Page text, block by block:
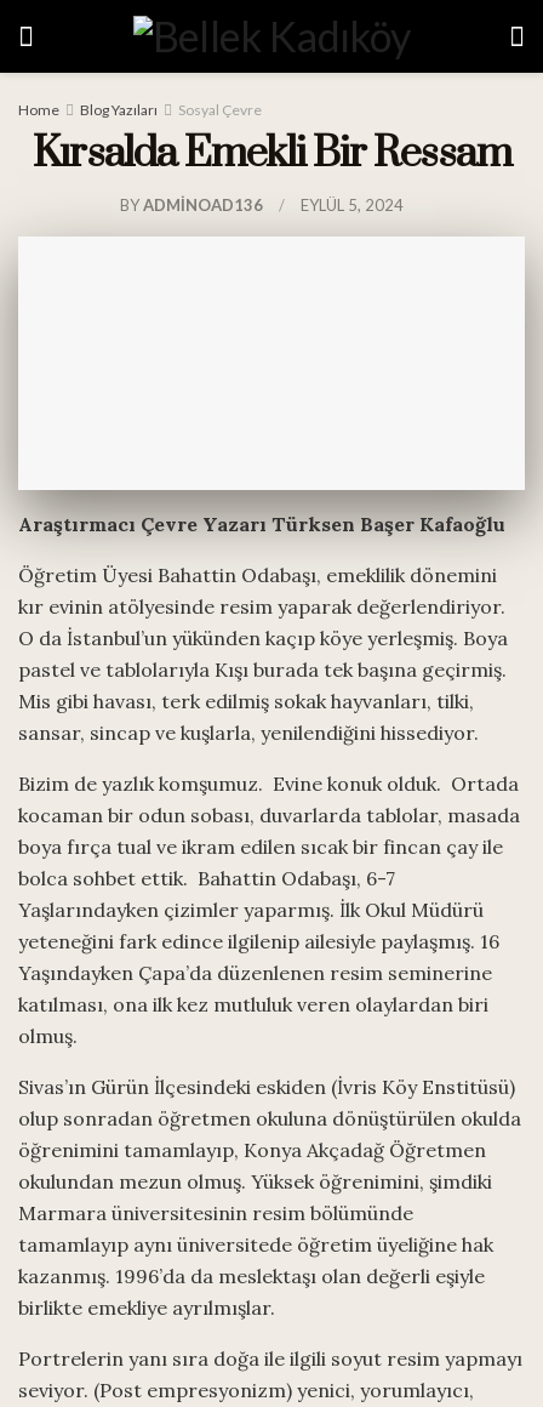
Home Blog Yazıları Sosyal Çevre
Kırsalda Emekli Bir Ressam
BYADMINOAD136 EYLÜL 5, 2024
Araştırmacı Çevre Yazarı Türksen Başer Kafaoğlu
Öğretim Üyesi Bahattin Odabaşı, emeklilik dönemini
kır evinin atölyesinde resim yaparak değerlendiriyor.
O da İstanbul’un yükünden kaçıp köye yerleşmiş. Boya
pastel ve tablolarıyla Kışı burada tek başına geçirmiş.
Mis gibi havası, terk edilmiş sokak hayvanları, tilki,
sansar, sincap ve kuşlarla, yenilendiğini hissediyor.
Bizim de yazlık komşumuz. Evine konuk olduk. Ortada
kocaman bir odun sobası, duvarlarda tablolar, masada
boya fırça tual ve ikram edilen sıcak bir fincan çay ile
bolca sohbet ettik. Bahattin Odabaşı, 6-7
Yaşlarındayken çizimler yaparmış. İlk Okul Müdürü
yeteneğini fark edince ilgilenip ailesiyle paylaşmış. 16
Yaşındayken Çapa’da düzenlenen resim seminerine
katılması, ona ilk kez mutluluk veren olaylardan biri
olmuş.
Sivas’ın Gürün İlçesindeki eskiden (İvris Köy Enstitüsü)
olup sonradan öğretmen okuluna dönüştürülen okulda
öğrenimini tamamlayıp, Konya Akçadağ Öğretmen
okulundan mezun olmuş. Yüksek öğrenimini, şimdiki
Marmara üniversitesinin resim bölümünde
tamamlayıp aynı üniversitede öğretim üyeliğine hak
kazanmış. 1996’da da meslektaşı olan değerli eşiyle
birlikte emekliye ayrılmışlar.
Portrelerin yanı sıra doğa ile ilgili soyut resim yapmayı
seviyor. (Post empresyonizm) yenici, yorumlayıcı,